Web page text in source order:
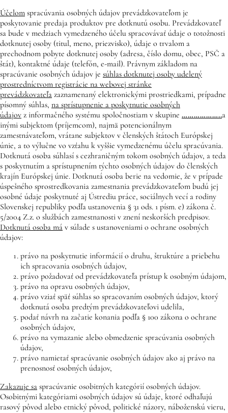
Účelom spracúvania osobných údajov prevádzkovateľom je
poskytovanie predaja produktov pre dotknutú osobu. Prevádzkovateľ
sa bude v medziach vymedzeného účelu spracovávať údaje o totožnosti
dotknutej osoby (titul, meno, priezvisko), údaje o trvalom a
prechodnom pobyte dotknutej osoby (adresa, číslo domu, obec, PSČ a
štát), kontaktné údaje (telefón, e-mail). Právnym základom na
spracúvanie osobných údajov je súhlas dotknutej osoby udelený
prostredníctvom registrácie na webovej stránke
prevádzkovateľa zaznamenaný elektronickými prostriedkami, prípadne
písomný súhlas, na sprístupnenie a poskytnutie osobných
údajov z informačného systému spoločnostiam v skupine ………………..a
inými subjektom (príjemcom), najmä potencionálnym
zamestnávateľom, vrátane subjektov v členských štátoch Európskej
únie, a to výlučne vo vzťahu k vyššie vymedzenému účelu spracúvania.
Dotknutá osoba súhlasí s cezhraničným tokom osobných údajov, a teda
s poskytnutím a sprístupnením týchto osobných údajov do členských
krajín Európskej únie. Dotknutá osoba berie na vedomie, že v prípade
úspešného sprostredkovania zamestnania prevádzkovateľom budú jej
osobné údaje poskytnuté aj Ústrediu práce, sociálnych vecí a rodiny
Slovenskej republiky podľa ustanovenia § 31 ods. 1 písm. e) zákona č.
5/2004 Z.z. o službách zamestnanosti v znení neskorších predpisov.
Dotknutá osoba má v súlade s ustanoveniami o ochrane osobných
údajov:
právo na poskytnutie informácií o druhu, štruktúre a priebehu
ich spracovania osobných údajov,
právo požadovať od prevádzkovateľa prístup k osobným údajom,
právo na opravu osobných údajov,
právo vziať späť súhlas so spracovaním osobných údajov, ktorý
dotknutá osoba predtým prevádzkovateľovi udelila,
podať návrh na začatie konania podľa § 100 zákona o ochrane
osobných údajov,
právo na vymazanie alebo obmedzenie spracúvania osobných
údajov,
právo namietať spracúvanie osobných údajov ako aj právo na
prenosnosť osobných údajov,
Zakazuje sa spracúvanie osobitných kategórií osobných údajov.
Osobitnými kategóriami osobných údajov sú údaje, ktoré odhaľujú
rasový pôvod alebo etnický pôvod, politické názory, náboženskú vieru,